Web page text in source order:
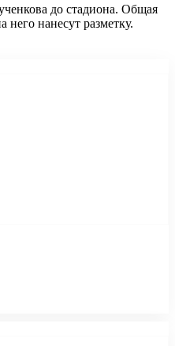
до стадиона. Общая
нанесут разметку.